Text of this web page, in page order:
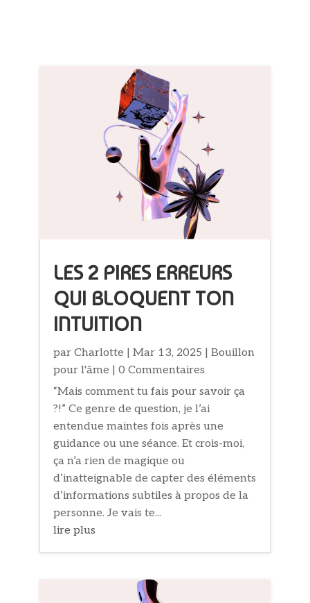
LES 2 PIRES ERREURS
QUI BLOQUENT TON
INTUITION
parCharlotte |Mar 13, 2025 |Bouillon
pour l'âme | 0 Commentaires
“Mais comment tu fais pour savoir ça
?!” Ce genre de question, je l’ai
entendue maintes fois après une
guidance ou une séance. Et crois-moi,
ça n’a rien de magique ou
d’inatteignable de capter des éléments
d’informations subtiles à propos de la
personne. Je vais te...
lire plus